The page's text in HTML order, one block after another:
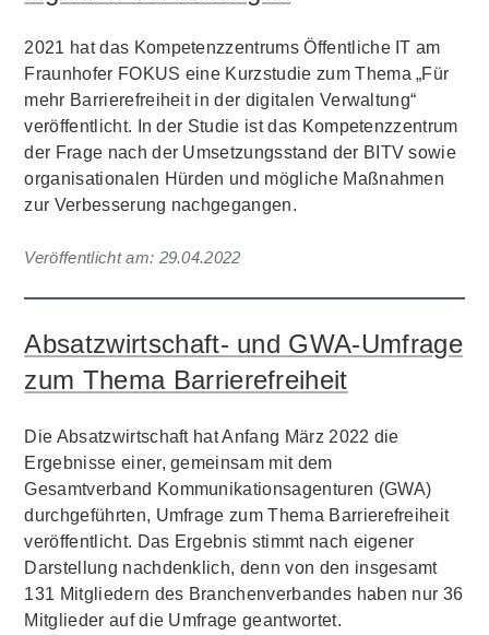
2021 hat das Kompetenzzentrums Öffentliche IT am
Fraunhofer FOKUS eine Kurzstudie zum Thema „Für
mehr Barrierefreiheit in der digitalen Verwaltung“
veröffentlicht. In der Studie ist das Kompetenzzentrum
der Frage nach der Umsetzungsstand der BITV sowie
organisationalen Hürden und mögliche Maßnahmen
zur Verbesserung nachgegangen.
Veröffentlicht am: 29.04.2022
Absatzwirtschaft- und GWA-Umfrage
zum Thema Barrierefreiheit
Die Absatzwirtschaft hat Anfang März 2022 die
Ergebnisse einer, gemeinsam mit dem
Gesamtverband Kommunikationsagenturen (GWA)
durchgeführten, Umfrage zum Thema Barrierefreiheit
veröffentlicht. Das Ergebnis stimmt nach eigener
Darstellung nachdenklich, denn von den insgesamt
131 Mitgliedern des Branchenverbandes haben nur 36
Mitglieder auf die Umfrage geantwortet.